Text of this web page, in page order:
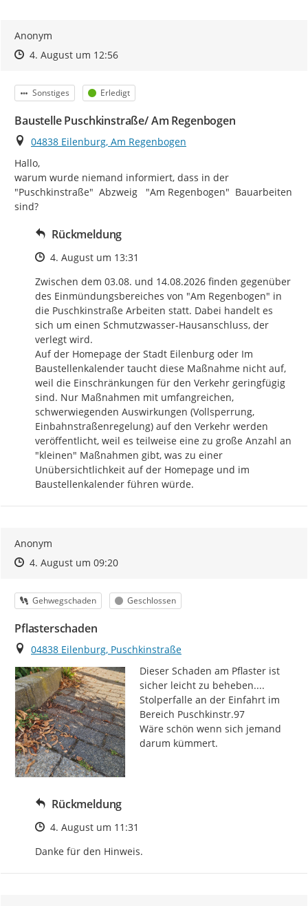
Anonym
Zeitpunkt des Erstellens
Zeitpunkt des Erstellens
4. August um 12:56Zur Äußerung
Kategorie
Sonstiges Status
Erledigt
Baustelle Puschkinstraße/ Am Regenbogen
Ort
04838 Eilenburg, Am Regenbogen
Hallo,
warum wurde niemand informiert, dass in der
"Puschkinstraße"  Abzweig   "Am Regenbogen"  Bauarbeiten
sind?
Rückmeldung
Zeitpunkt des Erstellens
4. August um 13:31
Zwischen dem 03.08. und 14.08.2026 finden gegenüber
des Einmündungsbereiches von "Am Regenbogen" in
die Puschkinstraße Arbeiten statt. Dabei handelt es
sich um einen Schmutzwasser-Hausanschluss, der
verlegt wird.
Auf der Homepage der Stadt Eilenburg oder Im
Baustellenkalender taucht diese Maßnahme nicht auf,
weil die Einschränkungen für den Verkehr geringfügig
sind. Nur Maßnahmen mit umfangreichen,
schwerwiegenden Auswirkungen (Vollsperrung,
Einbahnstraßenregelung) auf den Verkehr werden
veröffentlicht, weil es teilweise eine zu große Anzahl an
"kleinen" Maßnahmen gibt, was zu einer
Unübersichtlichkeit auf der Homepage und im
Baustellenkalender führen würde.
Anonym
Zeitpunkt des Erstellens
Zeitpunkt des Erstellens
4. August um 09:20Zur Äußerung
Kategorie
Gehwegschaden Status
Geschlossen
Pflasterschaden
Ort
04838 Eilenburg, Puschkinstraße
Dieser Schaden am Pflaster ist
sicher leicht zu beheben....
Stolperfalle an der Einfahrt im
Bereich Puschkinstr.97
Wäre schön wenn sich jemand
darum kümmert.
Rückmeldung
Zeitpunkt des Erstellens
4. August um 11:31
Danke für den Hinweis.